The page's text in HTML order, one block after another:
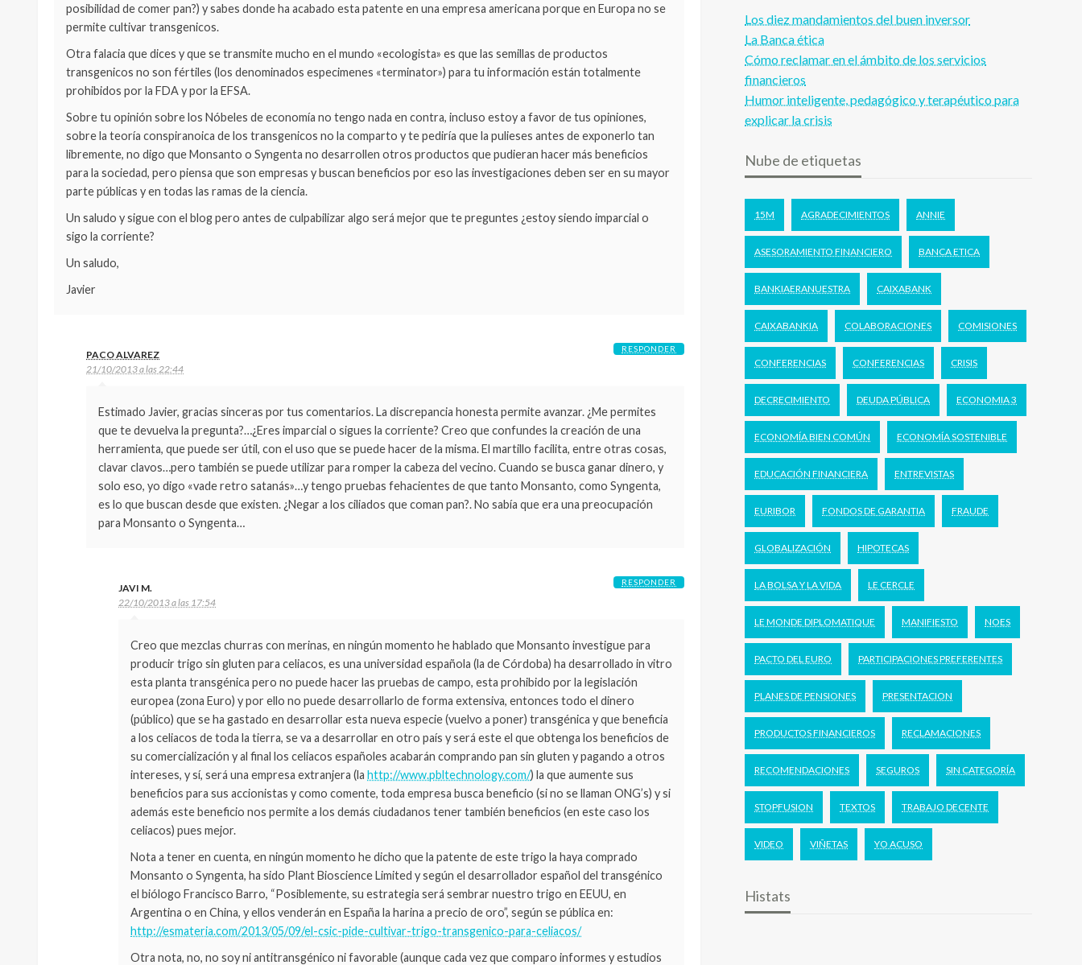
posibilidad de comer pan?) y sabes donde ha acabado esta patente en una empresa americana porque en Europa no se
permite cultivar transgenicos.
Otra falacia que dices y que se transmite mucho en el mundo «ecologista» es que las semillas de productos
transgenicos no son fértiles (los denominados especimenes «terminator») para tu información están totalmente
prohibidos por la FDA y por la EFSA.
Sobre tu opinión sobre los Nóbeles de economía no tengo nada en contra, incluso estoy a favor de tus opiniones,
sobre la teoría conspiranoica de los transgenicos no la comparto y te pediría que la pulieses antes de exponerlo tan
libremente, no digo que Monsanto o Syngenta no desarrollen otros productos que pudieran hacer más beneficios
para la sociedad, pero piensa que son empresas y buscan beneficios por eso las investigaciones deben ser en su mayor
parte públicas y en todas las ramas de la ciencia.
Un saludo y sigue con el blog pero antes de culpabilizar algo será mejor que te preguntes ¿estoy siendo imparcial o
sigo la corriente?
Un saludo,
Javier
PACO ALVAREZ
21/10/2013 a las 22:44
Estimado Javier, gracias sinceras por tus comentarios. La discrepancia honesta permite avanzar. ¿Me permites
que te devuelva la pregunta?…¿Eres imparcial o sigues la corriente? Creo que confundes la creación de una
herramienta, que puede ser útil, con el uso que se puede hacer de la misma. El martillo facilita, entre otras cosas,
clavar clavos…pero también se puede utilizar para romper la cabeza del vecino. Cuando se busca ganar dinero, y
solo eso, yo digo «vade retro satanás»…y tengo pruebas fehacientes de que tanto Monsanto, como Syngenta,
es lo que buscan desde que existen. ¿Negar a los ciliados que coman pan?. No sabía que era una preocupación
para Monsanto o Syngenta…
RESPONDER
JAVI M.
22/10/2013 a las 17:54
Creo que mezclas churras con merinas, en ningún momento he hablado que Monsanto investigue para
producir trigo sin gluten para celiacos, es una universidad española (la de Córdoba) ha desarrollado in vitro
esta planta transgénica pero no puede hacer las pruebas de campo, esta prohibido por la legislación
europea (zona Euro) y por ello no puede desarrollarlo de forma extensiva, entonces todo el dinero
(público) que se ha gastado en desarrollar esta nueva especie (vuelvo a poner) transgénica y que beneficia
a los celiacos de toda la tierra, se va a desarrollar en otro país y será este el que obtenga los beneficios de
su comercialización y al final los celiacos españoles acabarán comprando pan sin gluten y pagando a otros
intereses, y sí, será una empresa extranjera (la http://www.pbltechnology.com/) la que aumente sus
beneficios para sus accionistas y como comente, toda empresa busca beneficio (si no se llaman ONG’s) y si
además este beneficio nos permite a los demás ciudadanos tener también beneficios (en este caso los
celiacos) pues mejor.
Nota a tener en cuenta, en ningún momento he dicho que la patente de este trigo la haya comprado
Monsanto o Syngenta, ha sido Plant Bioscience Limited y según el desarrollador español del transgénico
el biólogo Francisco Barro, “Posiblemente, su estrategia será sembrar nuestro trigo en EEUU, en
Argentina o en China, y ellos venderán en España la harina a precio de oro”, según se pública en:
http://esmateria.com/2013/05/09/el-csic-pide-cultivar-trigo-transgenico-para-celiacos/
Otra nota, no, no soy ni antitransgénico ni favorable (aunque cada vez que comparo informes y estudios
RESPONDER
Los diez mandamientos del buen inversor
La Banca ética
Cómo reclamar en el ámbito de los servicios
financieros
Humor inteligente, pedagógico y terapéutico para
explicar la crisis
Nube de etiquetas
15M AGRADECIMIENTOS ANNIE
ASESORAMIENTO FINANCIERO BANCA ETICA
BANKIAERANUESTRA CAIXABANK
CAIXABANKIA COLABORACIONES COMISIONES
CONFERENCIAS CONFERENCIAS CRISIS
DECRECIMIENTO DEUDA PÚBLICA ECONOMIA 3
ECONOMÍA BIEN COMÚN ECONOMÍA SOSTENIBLE
EDUCACIÓN FINANCIERA ENTREVISTAS
EURIBOR FONDOS DE GARANTIA FRAUDE
GLOBALIZACIÓN HIPOTECAS
LA BOLSA Y LA VIDA LE CERCLE
LE MONDE DIPLOMATIQUE MANIFIESTO NOES
PACTO DEL EURO PARTICIPACIONES PREFERENTES
PLANES DE PENSIONES PRESENTACION
PRODUCTOS FINANCIEROS RECLAMACIONES
RECOMENDACIONES SEGUROS SIN CATEGORÍA
STOPFUSION TEXTOS TRABAJO DECENTE
VIDEO VIÑETAS YO ACUSO
Histats